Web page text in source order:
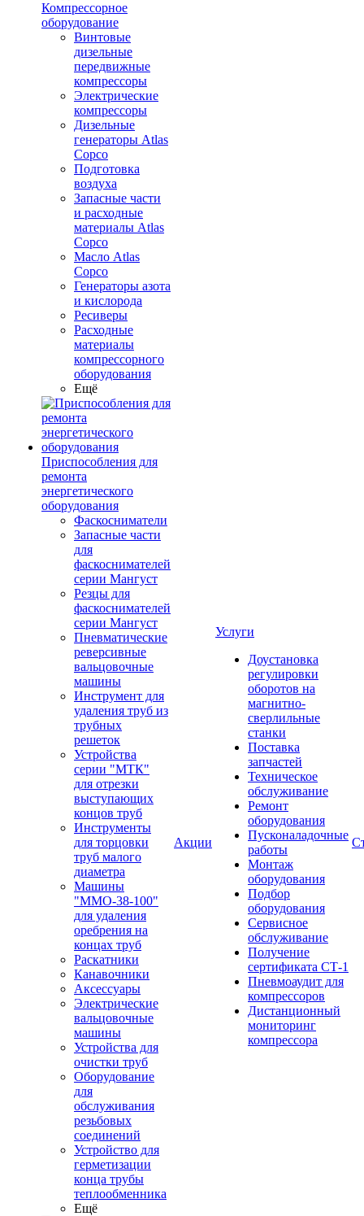
Компрессорное
оборудование
Винтовые
дизельные
передвижные
компрессоры
Электрические
компрессоры
Дизельные
генераторы Atlas
Copco
Подготовка
воздуха
Запасные части
и расходные
материалы Atlas
Copco
Масло Atlas
Copco
Генераторы азота
и кислорода
Ресиверы
Расходные
материалы
компрессорного
оборудования
Ещё
Приспособления для
ремонта
энергетического
оборудования
Фаскосниматели
Запасные части
для
фаскоснимателей
серии Мангуст
Резцы для
фаскоснимателей
серии Мангуст
Пневматические
реверсивные
вальцовочные
машины
Инструмент для
удаления труб из
трубных
решеток
Устройства
серии "МТК"
для отрезки
выступающих
концов труб
Инструменты
для торцовки
труб малого
диаметра
Машины
"ММО-38-100"
для удаления
оребрения на
концах труб
Раскатники
Канавочники
Аксессуары
Электрические
вальцовочные
машины
Устройства для
очистки труб
Оборудование
для
обслуживания
резьбовых
соединений
Устройство для
герметизации
конца трубы
теплообменника
Ещё
Акции
Услуги
Доустановка
регулировки
оборотов на
магнитно-
сверлильные
станки
Поставка
запчастей
Техническое
обслуживание
Ремонт
оборудования
Пусконаладочные
работы
Монтаж
оборудования
Подбор
оборудования
Сервисное
обслуживание
Получение
сертификата СТ-1
Пневмоаудит для
компрессоров
Дистанционный
мониторинг
компрессора